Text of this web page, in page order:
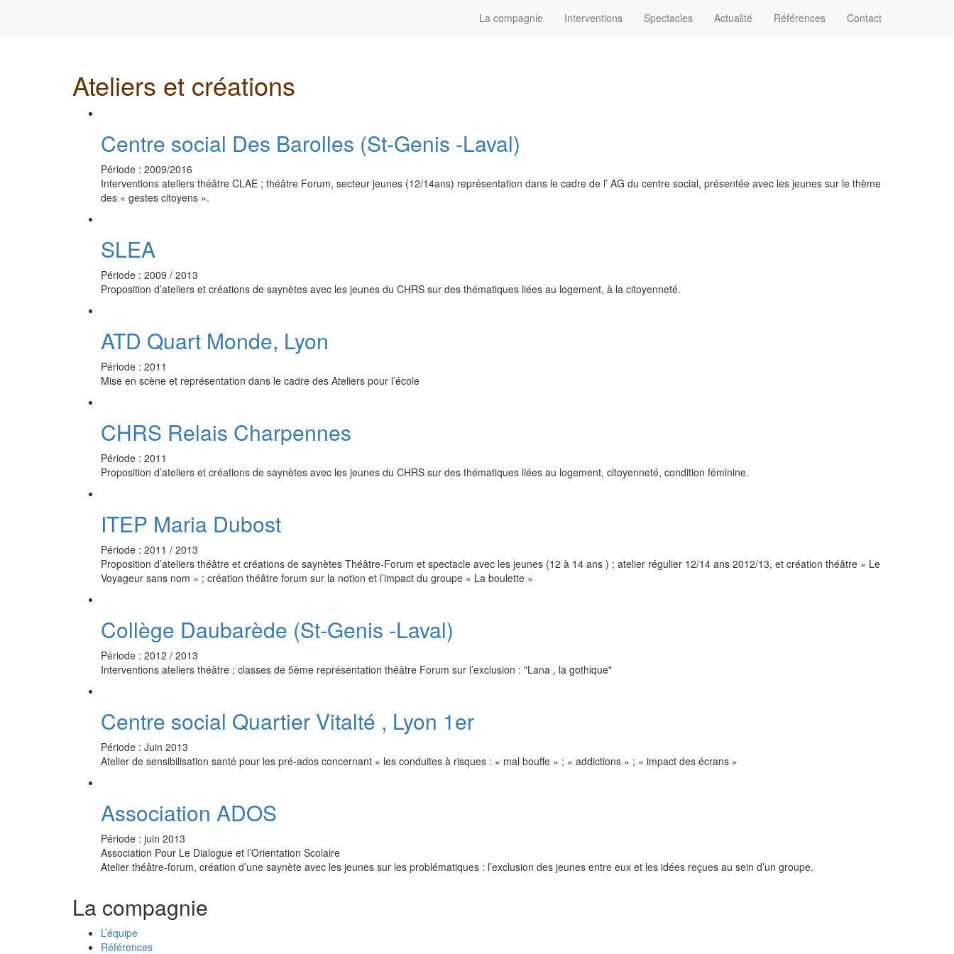
La compagnie Interventions Spectacles Actualité Références Contact
Ateliers et créations
Centre social Des Barolles (St-Genis -Laval)
Période : 2009/2016
Interventions ateliers théâtre CLAE ; théâtre Forum, secteur jeunes (12/14ans) représentation dans le cadre de l’ AG du centre social, présentée avec les jeunes sur le thème
des « gestes citoyens ».
SLEA
Période : 2009 / 2013
Proposition d’ateliers et créations de saynètes avec les jeunes du CHRS sur des thématiques liées au logement, à la citoyenneté.
ATD Quart Monde, Lyon
Période : 2011
Mise en scène et représentation dans le cadre des Ateliers pour l’école
CHRS Relais Charpennes
Période : 2011
Proposition d’ateliers et créations de saynètes avec les jeunes du CHRS sur des thématiques liées au logement, citoyenneté, condition féminine.
ITEP Maria Dubost
Période : 2011 / 2013
Proposition d’ateliers théâtre et créations de saynètes Théâtre-Forum et spectacle avec les jeunes (12 à 14 ans ) ; atelier régulier 12/14 ans 2012/13, et création théâtre « Le
Voyageur sans nom » ; création théâtre forum sur la notion et l’impact du groupe « La boulette »
Collège Daubarède (St-Genis -Laval)
Période : 2012 / 2013
Interventions ateliers théâtre ; classes de 5ème représentation théâtre Forum sur l’exclusion : "Lana , la gothique"
Centre social Quartier Vitalté , Lyon 1er
Période : Juin 2013
Atelier de sensibilisation santé pour les pré-ados concernant « les conduites à risques : « mal bouffe » ; « addictions » ; « impact des écrans »
Association ADOS
Période : juin 2013
Association Pour Le Dialogue et l’Orientation Scolaire
Atelier théâtre-forum, création d’une saynète avec les jeunes sur les problématiques : l’exclusion des jeunes entre eux et les idées reçues au sein d’un groupe.
La compagnie
L’équipe
Références